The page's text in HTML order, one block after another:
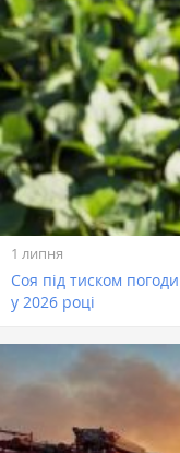
1 липня
Соя під тиском
у 2026 році